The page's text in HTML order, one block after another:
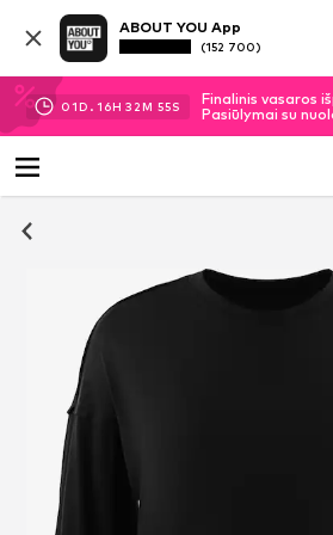
ABOUT YOU App
(152 700)
01D. 16H 32M 54S
Finalinis vasaros
Pasiūlymai su